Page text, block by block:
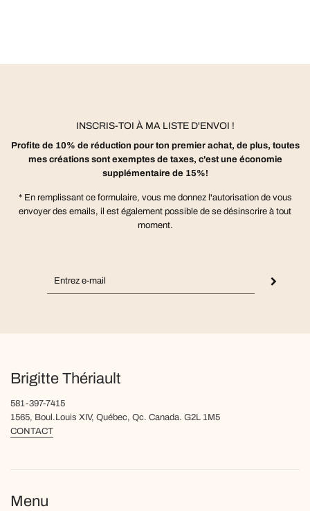
INSCRIS-TOI À MA LISTE D'ENVOI !
Profite de 10% de réduction pour ton premier achat, de plus, toutes
mes créations sont exemptes de taxes, c'est une économie
supplémentaire de 15%!
* En remplissant ce formulaire, vous me donnez l'autorisation de vous
envoyer des emails, il est également possible de se désinscrire à tout
moment.
Brigitte Thériault
581-397-7415
1565, Boul.Louis XIV, Québec, Qc. Canada. G2L 1M5
CONTACT
Menu